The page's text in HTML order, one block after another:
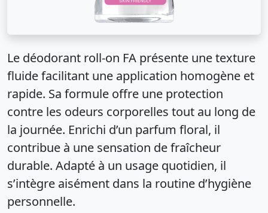
Le déodorant roll-on FA présente une texture
fluide facilitant une application homogène et
rapide. Sa formule offre une protection
contre les odeurs corporelles tout au long de
la journée. Enrichi d’un parfum floral, il
contribue à une sensation de fraîcheur
durable. Adapté à un usage quotidien, il
s’intègre aisément dans la routine d’hygiène
personnelle.